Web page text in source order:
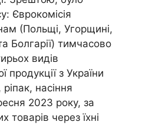
Єврокомісія
(Польщі, Угорщині,
Болгарії) тимчасово
видів
продукції з України
насіння
2023 року, за
через їхні